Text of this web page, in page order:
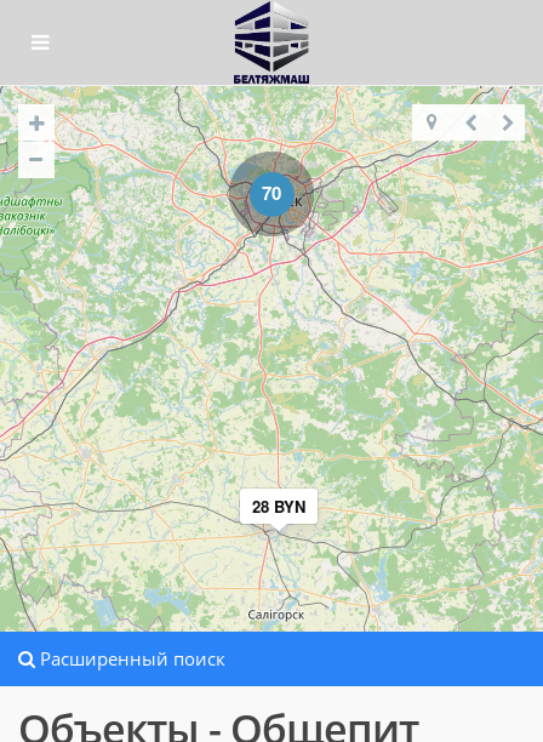
70
28 BYN
Расширенный поиск
Объекты - Общепит